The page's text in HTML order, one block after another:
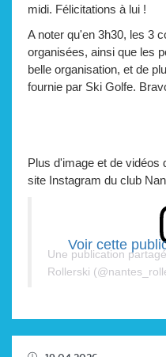
midi. Félicitations à lui !
A noter qu'en 3h30, les 3
organisées, ainsi que les
belle organisation, et de
fournie par Ski Golfe.
Plus d'image et de vidéos
site Instagram du club
Voir cette
Une publication
Rollerski